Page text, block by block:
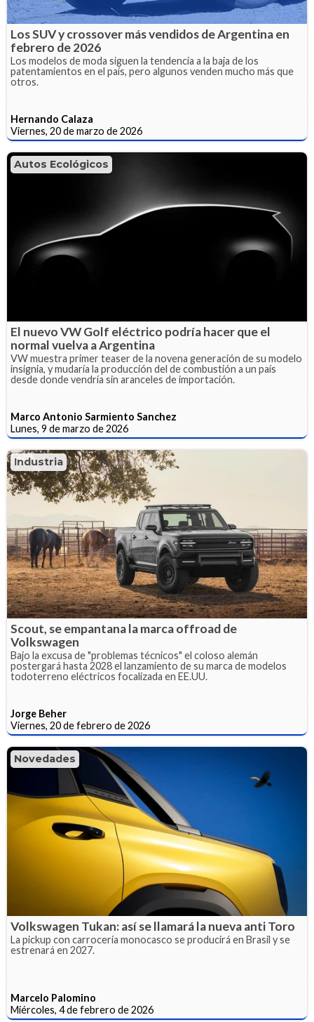
Los SUV y crossover más vendidos de Argentina en
febrero de 2026
Los modelos de moda siguen la tendencia a la baja de los
patentamientos en el país, pero algunos venden mucho más que
otros.
Hernando Calaza
Viernes, 20 de marzo de 2026
Autos Ecológicos
El nuevo VW Golf eléctrico podría hacer que el
normal vuelva a Argentina
VW muestra primer teaser de la novena generación de su modelo
insignia, y mudaría la producción del de combustión a un país
desde donde vendría sin aranceles de importación.
Marco Antonio Sarmiento Sanchez
Lunes, 9 de marzo de 2026
Industria
Scout, se empantana la marca offroad de
Volkswagen
Bajo la excusa de "problemas técnicos" el coloso alemán
postergará hasta 2028 el lanzamiento de su marca de modelos
todoterreno eléctricos focalizada en EE.UU.
Jorge Beher
Viernes, 20 de febrero de 2026
Novedades
Volkswagen Tukan: así se llamará la nueva anti Toro
La pickup con carrocería monocasco se producirá en Brasil y se
estrenará en 2027.
Marcelo Palomino
Miércoles, 4 de febrero de 2026